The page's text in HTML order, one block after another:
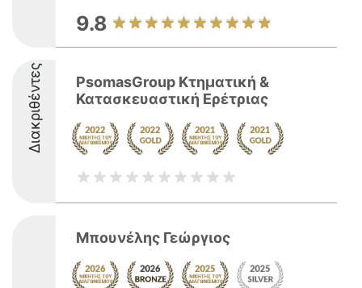
9.8
Διακριθέντες
PsomasGroup Κτηματική &
Κατασκευαστική Ερέτριας
Μπουνέλης Γεώργιος